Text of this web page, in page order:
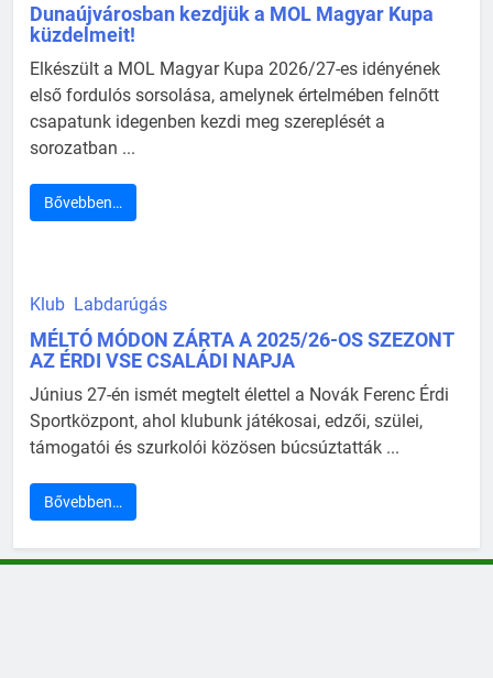
Dunaújvárosban kezdjük a MOL Magyar Kupa
küzdelmeit!
Elkészült a MOL Magyar Kupa 2026/27-es idényének
első fordulós sorsolása, amelynek értelmében felnőtt
csapatunk idegenben kezdi meg szereplését a
sorozatban ...
Bővebben…
Klub Labdarúgás
MÉLTÓ MÓDON ZÁRTA A 2025/26-OS SZEZONT
AZ ÉRDI VSE CSALÁDI NAPJA
Június 27-én ismét megtelt élettel a Novák Ferenc Érdi
Sportközpont, ahol klubunk játékosai, edzői, szülei,
támogatói és szurkolói közösen búcsúztatták ...
Bővebben…